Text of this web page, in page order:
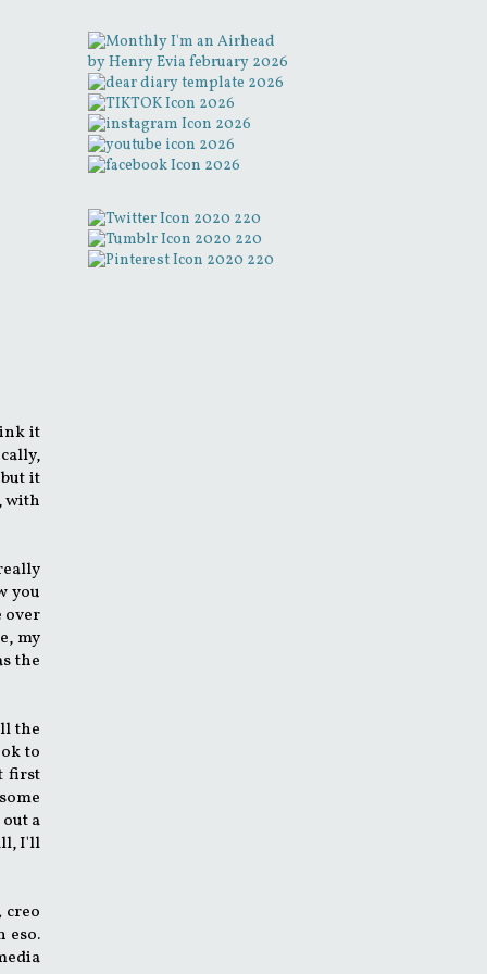
it
it
with
you
over
my
the
the
to
first
a
I'll
creo
eso.